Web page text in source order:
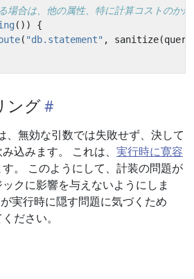
合は、他の属性、特に計算コストのか
())
{
( "db.statement" , sanitize(query
ング
無効な引数では失敗せず、決して
込みます。 これは、 実行時に寛容
。 このようにして、計装の問題が
クに影響を与えないようにしま
実行時に隠す問題に気づくため
ださい。